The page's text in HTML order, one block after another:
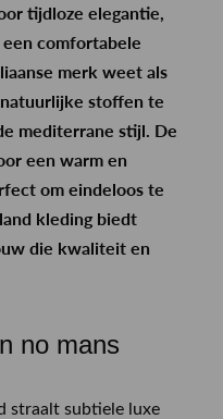
tijdloze elegantie,
comfortabele
merk weet als
stoffen te
mediterrane stijl. De
een warm en
om eindeloos te
kleding biedt
die kwaliteit en
no mans
straalt subtiele luxe